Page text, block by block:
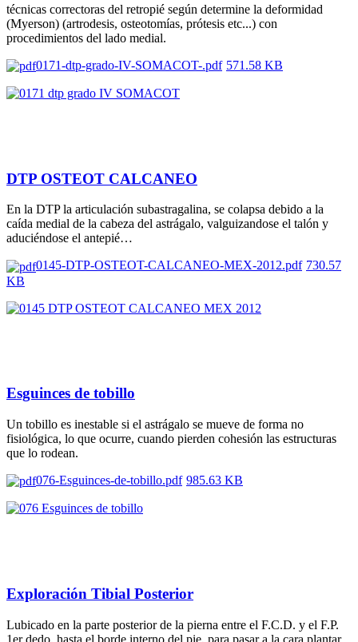
técnicas correctoras del retropié según determine la deformidad
(Myerson) (artrodesis, osteotomías, prótesis etc...) con
procedimientos del lado medial.
0171-dtp-grado-IV-SOMACOT-.pdf 571.58 KB
DTP OSTEOT CALCANEO
En la DTP la articulación subastragalina, se colapsa debido a la
caída medial de la cabeza del astrágalo, valguizandose el talón y
aduciéndose el antepié…
0145-DTP-OSTEOT-CALCANEO-MEX-2012.pdf 730.57
KB
Esguinces de tobillo
Un tobillo es inestable si el astrágalo se mueve de forma no
fisiológica, lo que ocurre, cuando pierden cohesión las estructuras
que lo rodean.
076-Esguinces-de-tobillo.pdf 985.63 KB
Exploración Tibial Posterior
Lubicado en la parte posterior de la pierna entre el F.C.D. y el F.P.
1er dedo, hasta el borde interno del pie, para pasar a la cara plantar